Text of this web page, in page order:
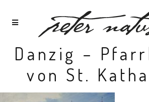
Danzig –
von St.